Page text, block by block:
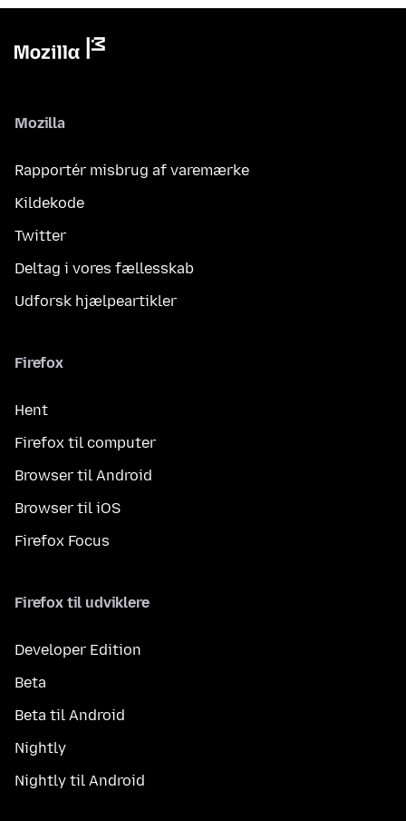
Mozilla
Rapportér misbrug af varemærke
Kildekode
Twitter
Deltag i vores fællesskab
Udforsk hjælpeartikler
Firefox
Hent
Firefox til computer
Browser til Android
Browser til iOS
Firefox Focus
Firefox til udviklere
Developer Edition
Beta
Beta til Android
Nightly
Nightly til Android